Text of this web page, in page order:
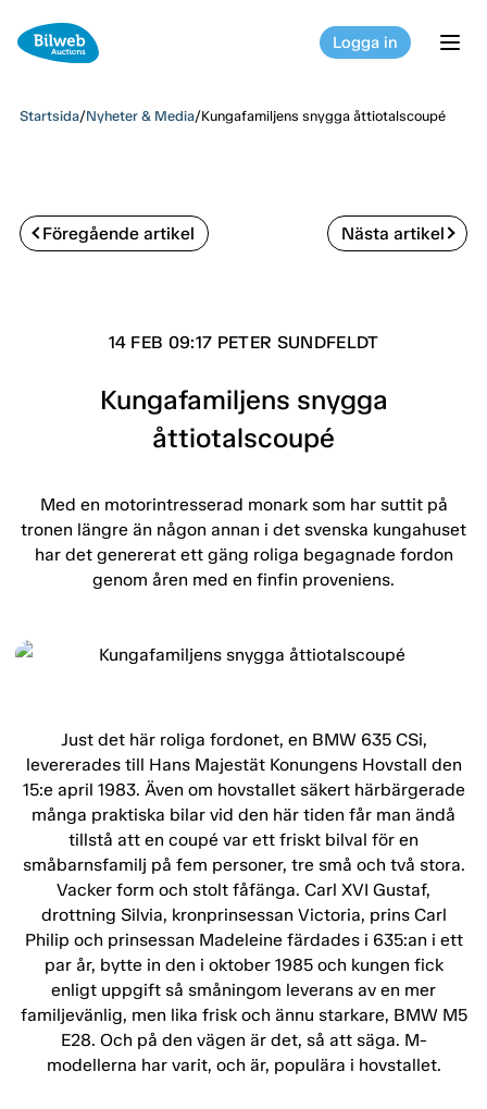
Logga in
Startsida/Nyheter & Media/Kungafamiljens snygga åttiotalscoupé
Föregående artikel Nästa artikel
14 FEB 09:17 PETER SUNDFELDT
Kungafamiljens snygga
åttiotalscoupé
Med en motorintresserad monark som har suttit på
tronen längre än någon annan i det svenska kungahuset
har det genererat ett gäng roliga begagnade fordon
genom åren med en finfin proveniens.
Just det här roliga fordonet, en BMW 635 CSi,
levererades till Hans Majestät Konungens Hovstall den
15:e april 1983. Även om hovstallet säkert härbärgerade
många praktiska bilar vid den här tiden får man ändå
tillstå att en coupé var ett friskt bilval för en
småbarnsfamilj på fem personer, tre små och två stora.
Vacker form och stolt fåfänga. Carl XVI Gustaf,
drottning Silvia, kronprinsessan Victoria, prins Carl
Philip och prinsessan Madeleine färdades i 635:an i ett
par år, bytte in den i oktober 1985 och kungen fick
enligt uppgift så småningom leverans av en mer
familjevänlig, men lika frisk och ännu starkare, BMW M5
E28. Och på den vägen är det, så att säga. M-
modellerna har varit, och är, populära i hovstallet.